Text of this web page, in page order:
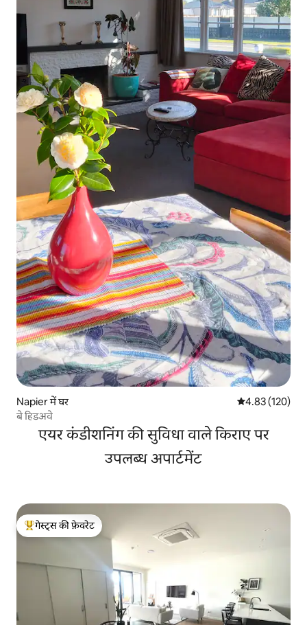
Napier में घर औसत रेटिंग 5 में से
4.83 (120)
बे हिडअवे
एयर कंडीशनिंग की सुविधा वाले किराए पर
उपलब्ध अपार्टमेंट
गेस्ट्स का टॉप फ़ेवरेट
गेस्ट्स की फ़ेवरेट